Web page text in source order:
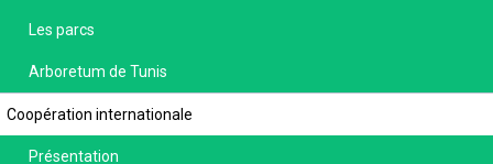
Les parcs
Arboretum de Tunis
Coopération internationale
Présentation